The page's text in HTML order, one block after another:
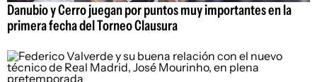
Danubio y Cerro juegan por puntos muy importantes en la
primera fecha del Torneo Clausura